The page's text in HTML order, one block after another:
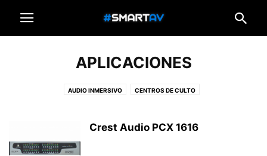
APLICACIONES
AUDIO INMERSIVO CENTROS DE CULTO
Crest Audio PCX 1616